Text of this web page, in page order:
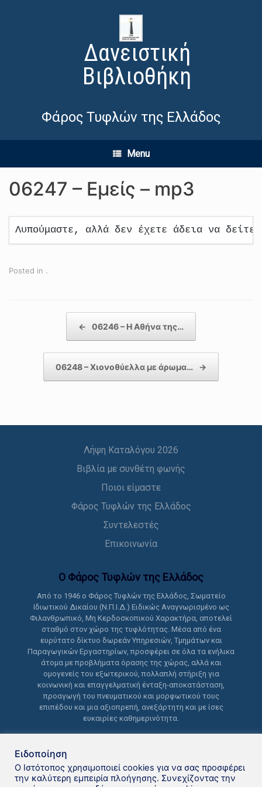
Δανειστική
Βιβλιοθήκη
Φάρος Τυφλών της Ελλάδος
Menu
06247 – Εμείς – mp3
Λυπούμαστε, αλλά δεν έχετε άδεια να δείτε
Posted in .
← 06246 – Η Αθήνα της…
06248 – Χιονοθύελλα με άρωμα… →
Λήψη Καταλόγου 2026
Βιβλία με συνθέτη φωνής
Ποιοι είμαστε
Φάρος Τυφλών της Ελλάδος
Συντελεστές
Επικοινωνία
Ο Φάρος Τυφλών της Ελλάδoς
Από το 1946 ο Φάρος Τυφλών της Ελλάδος, Σωματείο
Ιδιωτικού Δικαίου (Ν.Π.Ι.Δ.) Ειδικώς Αναγνωρισμένο ως
Φιλανθρωπικό, Μη Κερδοσκοπικού Χαρακτήρα, αποτελεί
σταθμό στον χώρο της τυφλότητας. Μέσα από ένα
ευρύτατο δίκτυο δωρεάν Υπηρεσιών, Τμημάτων και
Παραγωγικών Εργαστηρίων, προσφέρει σε όλα τα ενήλικα
άτομα με προβλήματα όρασης της χώρας, αλλά και
ομογενείς του εξωτερικού, πολλαπλή στήριξη για
κοινωνική και επαγγελματική ένταξη-αποκατάσταση,
προαγωγή του πνευματικού και μορφωτικού τους
επιπέδου και μια αξιοπρεπή, ανεξάρτητη και με ίσες
ευκαιρίες καθημερινότητα.
Ειδοποίηση
Ο Ιστότοπος χρησιμοποιεί cookies για να σας προσφέρει
την καλύτερη εμπειρία πλοήγησης. Συνεχίζοντας την